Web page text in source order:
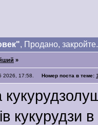
, Продано, закройте.
»
2026, 17:58. Номер поста в теме:
кукурудзи